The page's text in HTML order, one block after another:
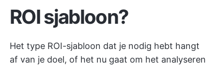
ROI sjabloon?
Het type ROI-sjabloon dat je nodig hebt hangt
af van je doel, of het nu gaat om het analyseren